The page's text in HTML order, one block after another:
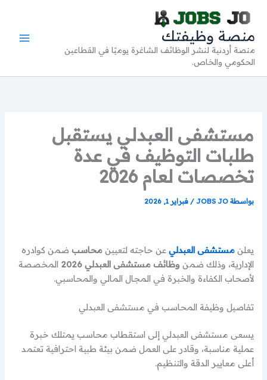
المحتوى
منصة وظيفتك
منصة أردنية لنشر الوظائف الشاغرة يوميًا في القطاعين
الحكومي والخاص.
مستشفى العبدلي يستقبل
طلبات التوظيف في عدة
تخصصات لعام 2026
بواسطة JOBS JO
/فبراير 1, 2026
يعلنمستشفى العبدلي عن حاجته لتعيينمحاسب ضمن كوادره
الإدارية، وذلك ضمنوظائف مستشفى العبدلي 2026
المخصصة
لأصحاب الكفاءة والخبرة في المجال المالي والمحاسبي.
تفاصيل وظيفة المحاسب في مستشفى العبدلي
يسعى مستشفى العبدلي إلى استقطاب محاسب يمتلك خبرة
عملية مناسبة، وقادر على العمل ضمن بيئة طبية احترافية تعتمد
أعلى معايير الدقة والتنظيم.